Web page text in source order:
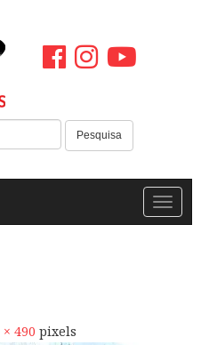
Pesquisa
× 490 pixels